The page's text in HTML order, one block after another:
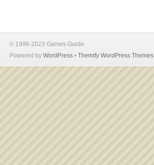
© 1998-2023 Games-Guide
Powered by WordPress • Themify WordPress Themes